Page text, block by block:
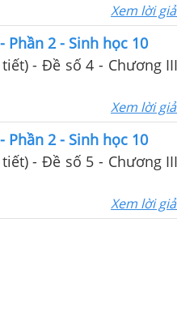
Xem lời
2 - Sinh học 10
- Đề số 4 - Chương
Xem lời
2 - Sinh học 10
- Đề số 5 - Chương
Xem lời